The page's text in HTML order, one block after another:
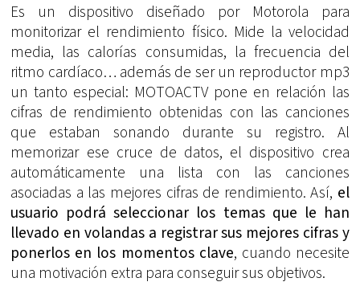
Es un dispositivo diseñado por Motorola para
monitorizar el rendimiento físico. Mide la velocidad
media, las calorías consumidas, la frecuencia del
ritmo cardíaco… además de ser un reproductor mp3
un tanto especial: MOTOACTV pone en relación las
cifras de rendimiento obtenidas con las canciones
que estaban sonando durante su registro. Al
memorizar ese cruce de datos, el dispositivo crea
automáticamente una lista con las canciones
asociadas a las mejores cifras de rendimiento. Así, el
usuario podrá seleccionar los temas que le han
llevado en volandas a registrar sus mejores cifras y
ponerlos en los momentos clave, cuando necesite
una motivación extra para conseguir sus objetivos.